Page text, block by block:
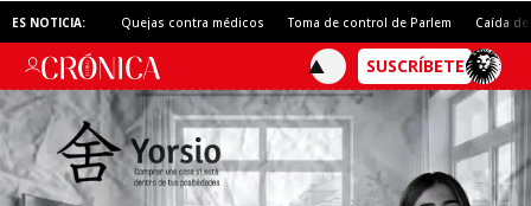
ES NOTICIA: Quejas contra médicos Toma de control de Parlem Caída